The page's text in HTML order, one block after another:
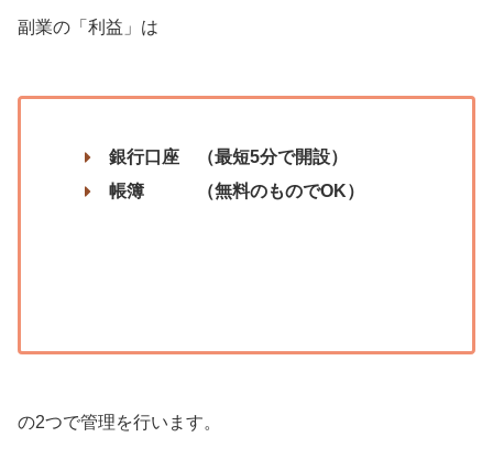
副業の「利益」は
銀行口座 （最短5分で開設）
帳簿 （無料のものでOK）
の2つで管理を行います。